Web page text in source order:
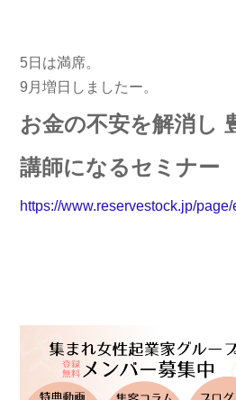
5日は満席。
9月 増日しましたー。
お金の不安を解消し
講師になるセミナー
https://www.reservestock.jp/